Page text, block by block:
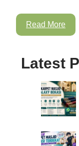
Read More
Latest